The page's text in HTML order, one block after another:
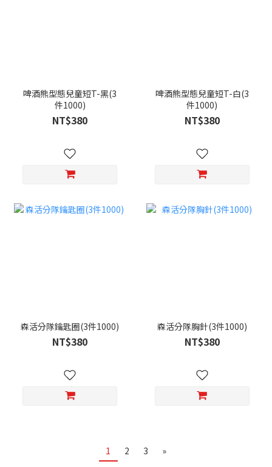
啤酒熊型態兒童短T-黑(3
件1000)
NT$380
啤酒熊型態兒童短T-白(3
件1000)
NT$380
森活分隊鑰匙圈(3件1000)
NT$380
森活分隊胸針(3件1000)
NT$380
1 2 3 »